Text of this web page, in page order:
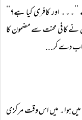
نے ’’۔۔۔ اور کافری کیا ہے؟‘‘
کافی محنت سے مضمون کا
جواب دے کر...
محمد یوسف ایڈووکیٹ سے میرا پہلا تعارف ۱۹۶۹ء میں ہوا۔ میں اس وقت مرکزی